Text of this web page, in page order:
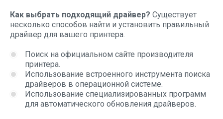
Как выбрать подходящий драйвер? Существует
несколько способов найти и установить правильный
драйвер для вашего принтера.
Поиск на официальном сайте производителя
принтера.
Использование встроенного инструмента поиска
драйверов в операционной системе.
Использование специализированных программ
для автоматического обновления драйверов.